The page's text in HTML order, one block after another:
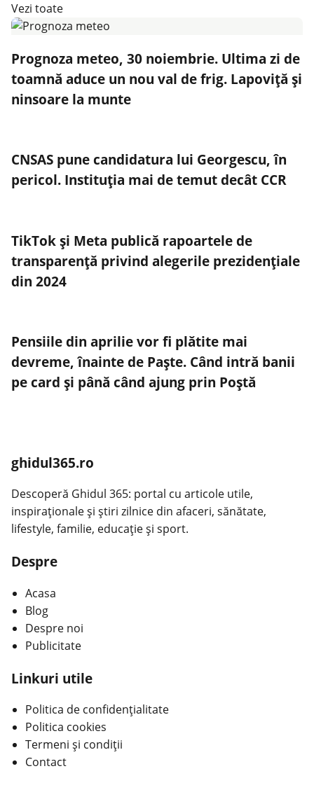
Vezi toate
Prognoza meteo, 30 noiembrie. Ultima zi de
toamnă aduce un nou val de frig. Lapoviță și
ninsoare la munte
CNSAS pune candidatura lui Georgescu, în
pericol. Instituția mai de temut decât CCR
TikTok și Meta publică rapoartele de
transparență privind alegerile prezidențiale
din 2024
Pensiile din aprilie vor fi plătite mai
devreme, înainte de Paște. Când intră banii
pe card și până când ajung prin Poștă
ghidul365.ro
Descoperă Ghidul 365: portal cu articole utile,
inspiraționale și știri zilnice din afaceri, sănătate,
lifestyle, familie, educație și sport.
Despre
Acasa
Blog
Despre noi
Publicitate
Linkuri utile
Politica de confidențialitate
Politica cookies
Termeni și condiții
Contact